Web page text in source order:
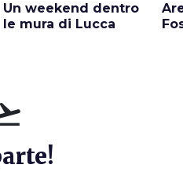
Un weekend dentro
le mura di Lucca